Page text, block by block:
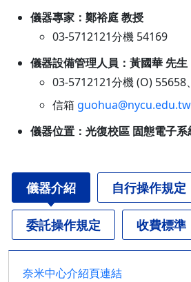
儀器專家：鄭裕庭 教授
03-5712121分機 54169
儀器設備管理人員：黃國華 先生
03-5712121分機 (O) 55658
信箱 guohua@nycu.edu.tw
儀器位置：光復校區 固態電子
儀器介紹 自行操作規定
委託操作規定 收費標準
奈米中心介紹頁連結